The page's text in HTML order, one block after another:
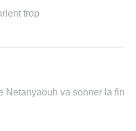
trop
Netanyaouh va sonner la fin